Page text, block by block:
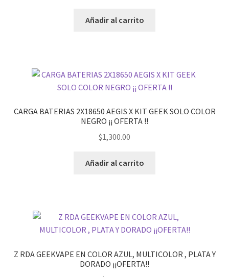
Añadir al carrito
CARGA BATERIAS 2X18650 AEGIS X KIT GEEK SOLO COLOR
NEGRO ¡¡ OFERTA !!
$1,300.00
Añadir al carrito
Z RDA GEEKVAPE EN COLOR AZUL, MULTICOLOR , PLATA Y
DORADO ¡¡OFERTA!!